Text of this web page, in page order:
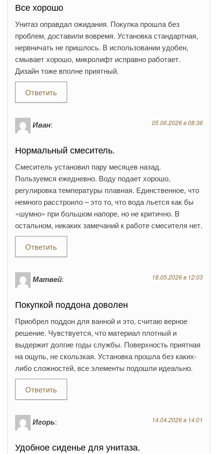
Все хорошо
Унитаз оправдал ожидания. Покупка прошла без
проблем, доставили вовремя. Установка стандартная,
нервничать не пришлось. В использовании удобен,
смывает хорошо, микролифт исправно работает.
Дизайн тоже вполне приятный.
Ответить
Иван: 05.06.2026 в 08:36
Нормальный смеситель.
Смеситель установил пару месяцев назад.
Пользуемся ежедневно. Воду подает хорошо,
регулировка температуры плавная. Единственное, что
немного расстроило – это то, что вода льется как бы
«шумно» при большом напоре, но не критично. В
остальном, никаких замечаний к работе смесителя нет.
Ответить
Матвей: 18.05.2026 в 12:03
Покупкой поддона доволен
Приобрел поддон для ванной и это, считаю верное
решение. Чувствуется, что материал плотный и
выдержит долгие годы службы. Поверхность приятная
на ощупь, не скользкая. Установка прошла без каких-
либо сложностей, все элементы подошли идеально.
Ответить
Игорь: 14.04.2026 в 14:01
Удобное сиденье для унитаза.